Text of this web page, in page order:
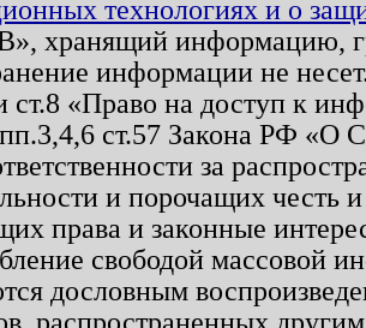
технологиях и о
хранящий информацию,
информации не
ст.8 «Право на доступ к
ст.57 Закона РФ «О
за
и порочащих честь
права и законные
свободой массовой
дословным
распространенных